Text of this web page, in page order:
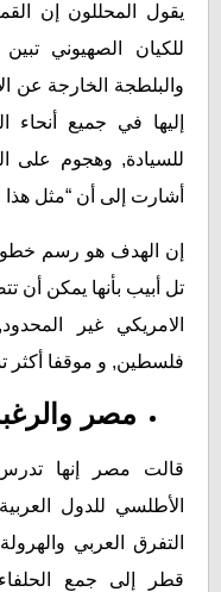
يقول المحللون إن
للكيان الصهيوني
والبلطجة الخارجة عن
إليها في جميع أنحاء
للسيادة, وهجوم على
أشارت إلى أن “مثل هذا
إن الهدف هو رسم
تل أبيب بأنها يمكن
الامريكي غير
فلسطين, و موقفا أكثر
مصر
قالت مصر إنها
الأطلسي للدول
التفرق العربي
قطر إلى جمع